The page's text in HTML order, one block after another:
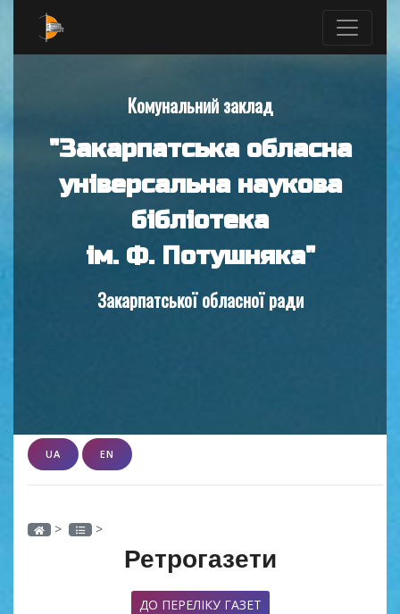
Комунальний заклад
"Закарпатська обласна
універсальна наукова
бібліотека
ім. Ф. Потушняка"
Закарпатської обласної ради
UA EN
> >
Ретрогазети
ДО ПЕРЕЛІКУ ГАЗЕТ